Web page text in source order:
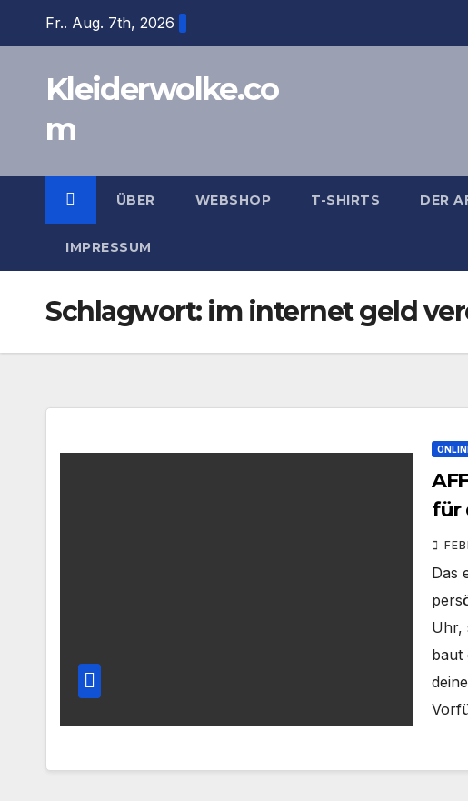
Fr.. Aug. 7th, 2026
Kleiderwolke.co
m
ÜBER WEBSHOP T-SHIRTS DER
IMPRESSUM
Schlagwort: im internet geld
für
Das
Uhr,
baut